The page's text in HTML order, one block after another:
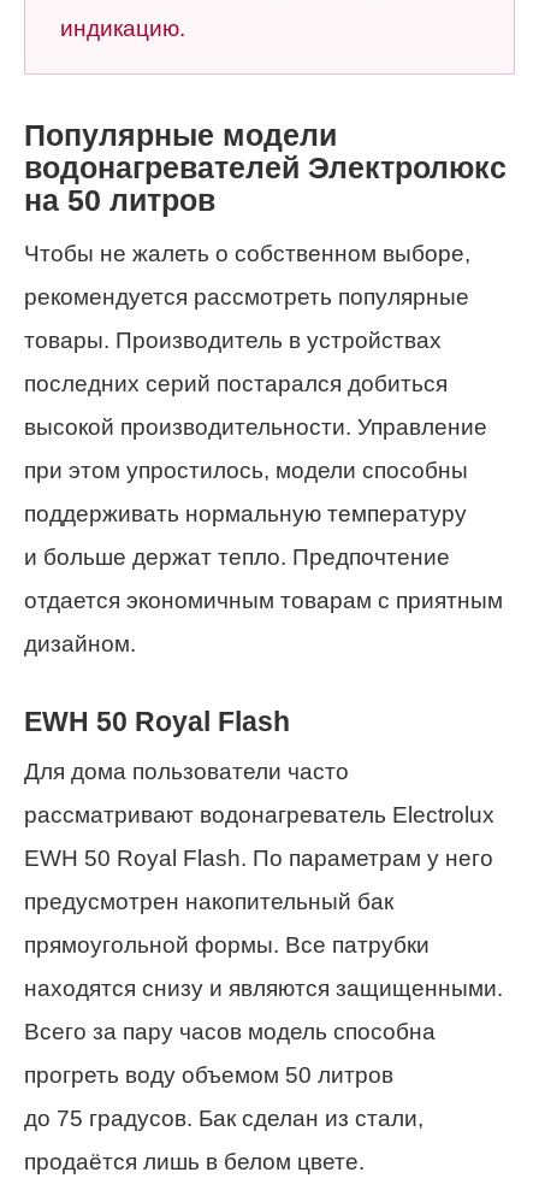
индикацию.
Популярные модели
водонагревателей Электролюкс
на 50 литров
Чтобы не жалеть о собственном выборе,
рекомендуется рассмотреть популярные
товары. Производитель в устройствах
последних серий постарался добиться
высокой производительности. Управление
при этом упростилось, модели способны
поддерживать нормальную температуру
и больше держат тепло. Предпочтение
отдается экономичным товарам с приятным
дизайном.
EWH 50 Royal Flash
Для дома пользователи часто
рассматривают водонагреватель Electrolux
EWH 50 Royal Flash. По параметрам у него
предусмотрен накопительный бак
прямоугольной формы. Все патрубки
находятся снизу и являются защищенными.
Всего за пару часов модель способна
прогреть воду объемом 50 литров
до 75 градусов. Бак сделан из стали,
продаётся лишь в белом цвете.